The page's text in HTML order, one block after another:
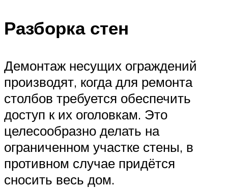
Разборка стен
Демонтаж несущих ограждений
производят, когда для ремонта
столбов требуется обеспечить
доступ к их оголовкам. Это
целесообразно делать на
ограниченном участке стены, в
противном случае придётся
сносить весь дом.